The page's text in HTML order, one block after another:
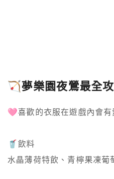
🏹夢樂園夜鶯最全
🩷喜歡的衣服在遊戲內會
🥤飲料
水晶薄荷特飲、青檸果凍葡